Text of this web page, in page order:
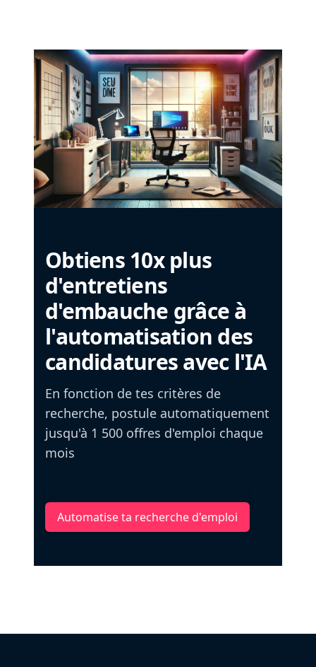
Obtiens 10x plus
d'entretiens
d'embauche grâce à
l'automatisation des
candidatures avec l'IA
En fonction de tes critères de
recherche, postule automatiquement
jusqu'à 1 500 offres d'emploi chaque
mois
Automatise ta recherche d'emploi